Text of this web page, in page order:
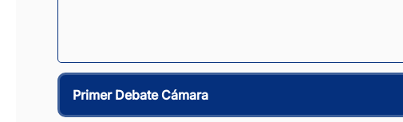
Primer Debate Cámara